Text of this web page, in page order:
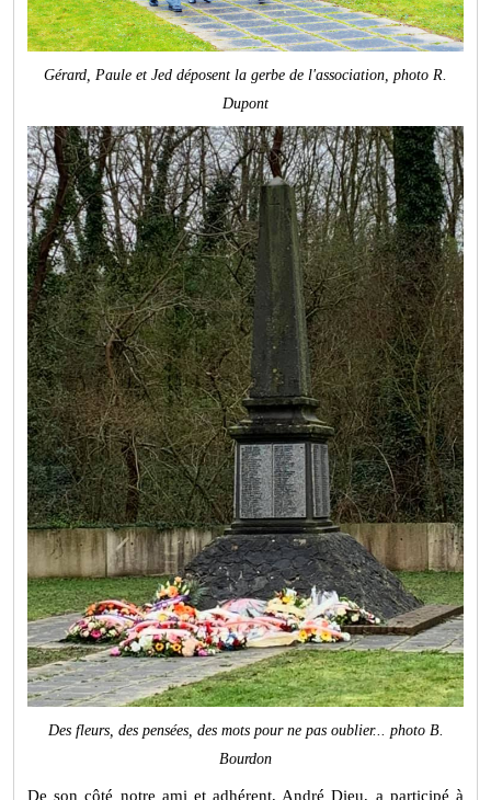
Gérard, Paule et Jed déposent la gerbe de l'association, photo R.
Dupont
Des fleurs, des pensées, des mots pour ne pas oublier... photo B.
Bourdon
De son côté notre ami et adhérent, André Dieu, a participé à